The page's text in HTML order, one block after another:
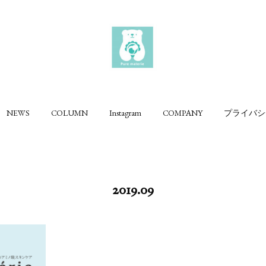
NEWS COLUMN Instagram COMPANY プライバ
2019.09